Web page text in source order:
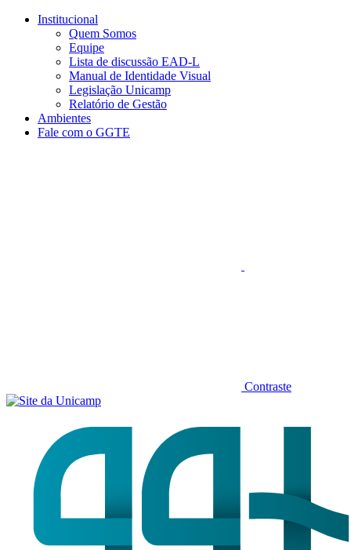
Conteúdo principal
Institucional
Quem Somos
Equipe
Lista de discussão EAD-L
Manual de Identidade Visual
Legislação Unicamp​
Relatório de Gestão
Ambientes
Fale com o GGTE
Contraste